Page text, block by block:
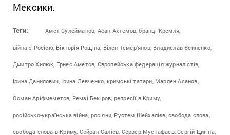
Мексики.
Теги: Амет Сулейманов, Асан Ахтемов, бранці Кремля,
війна з Росією, Вікторія Рощіна, Вілен Темерʼянов, Владислав Єсипенко,
Дмитро Хилюк, Ернес Аметов, Європейська федерація журналістів,
Ірина Данилович, Ірина Левченко, кримські татари, Марлен Асанов,
Осман Аріфмеметов, Ремзі Бекіров, репресії в Криму,
російсько-українська війна, росіяни, Рустем Шейхалієв, свобода слова,
свобода слова в Криму, Сейран Салієв, Сервер Мустафаєв, Сергій Цигіпа,